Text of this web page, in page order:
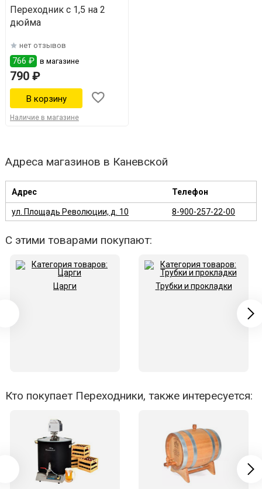
Переходник с 1,5 на 2
дюйма
нет отзывов
766 ₽ в магазине
790 ₽
Наличие в магазине
Адреса магазинов в Каневской
Адрес Телефон
ул. Площадь Революции, д. 10 8-900-257-22-00
С этими товарами покупают:
Царги Трубки и прокладки
Кто покупает Переходники, также интересуется: